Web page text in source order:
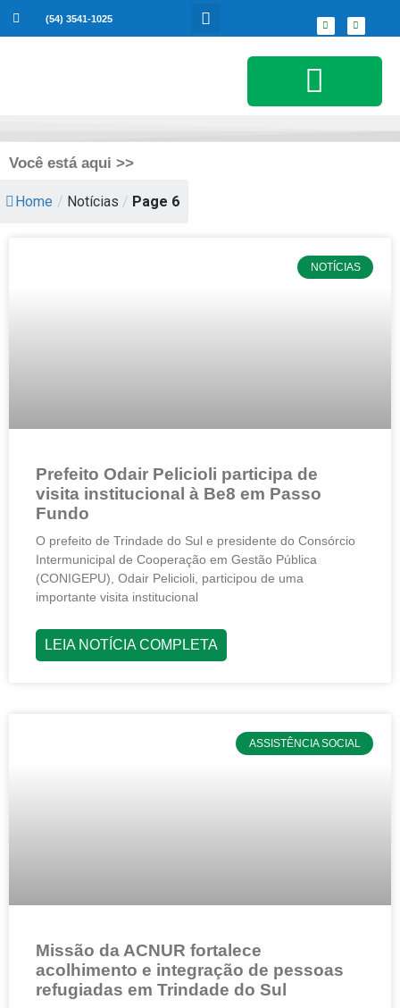
(54) 3541-1025
Você está aqui >>
Home / Notícias / Page 6
NOTÍCIAS
Prefeito Odair Pelicioli participa de
visita institucional à Be8 em Passo
Fundo
O prefeito de Trindade do Sul e presidente do Consórcio
Intermunicipal de Cooperação em Gestão Pública
(CONIGEPU), Odair Pelicioli, participou de uma
importante visita institucional
LEIA NOTÍCIA COMPLETA
ASSISTÊNCIA SOCIAL
Missão da ACNUR fortalece
acolhimento e integração de pessoas
refugiadas em Trindade do Sul